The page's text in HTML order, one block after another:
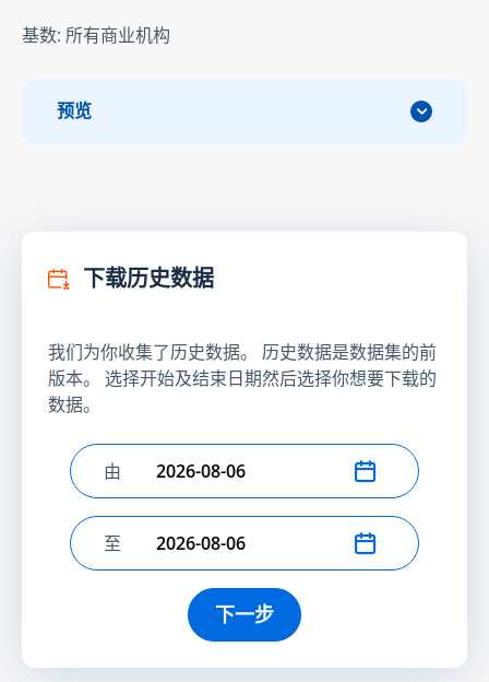
基数: 所有商业机构
预览
下载历史数据
我们为你收集了历史数据。 历史数据是数据集的前
版本。 选择开始及结束日期然后选择你想要下载的
数据。
选择开始日期
由
选择结束日期
至
下一步